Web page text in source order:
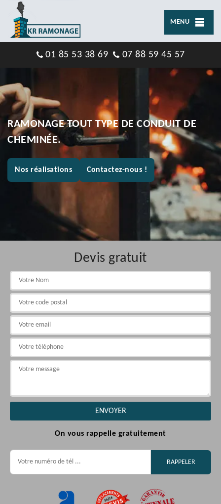
MENU
01 85 53 38 69 07 88 59 45 57
RAMONAGE TOUT TYPE DE CONDUIT DE
CHEMINÉE.
Nos réalisations Contactez-nous !
Devis gratuit
On vous rappelle gratuitement